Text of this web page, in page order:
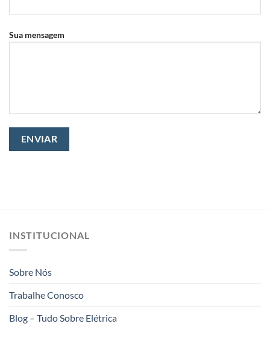
Sua mensagem
INSTITUCIONAL
Sobre Nós
Trabalhe Conosco
Blog – Tudo Sobre Elétrica